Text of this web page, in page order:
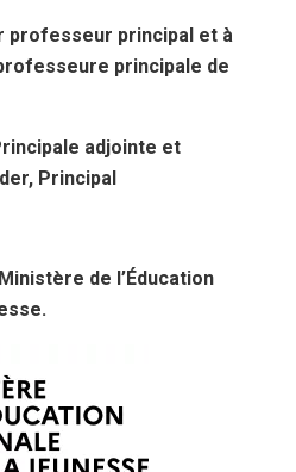
professeur principal et à
principale de
adjointe et
Principal
de l’Éducation